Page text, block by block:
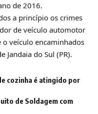
de 2016.
a princípio os crimes
de veículo automotor
o veículo encaminhados
Jandaia do Sul (PR).
cozinha é atingido por
de Soldagem com